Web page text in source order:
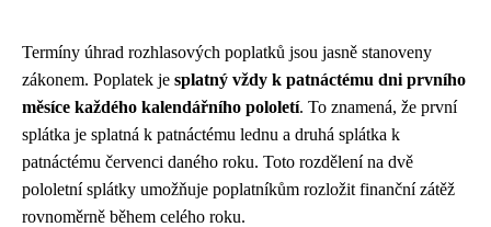
Termíny úhrad rozhlasových poplatků jsou jasně stanoveny
zákonem. Poplatek je splatný vždy k patnáctému dni prvního
měsíce každého kalendářního pololetí. To znamená, že první
splátka je splatná k patnáctému lednu a druhá splátka k
patnáctému červenci daného roku. Toto rozdělení na dvě
pololetní splátky umožňuje poplatníkům rozložit finanční zátěž
rovnoměrně během celého roku.